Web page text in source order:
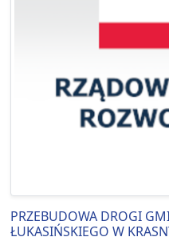
PRZEBUDOWA DROGI
ŁUKASIŃSKIEGO W